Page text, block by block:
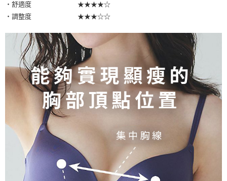
・舒適度 ★★★★☆
・調整度 ★★★☆☆